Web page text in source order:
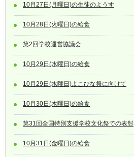
10月27日(月曜日)の生徒のようす
10月28日(火曜日)の給食
第2回学校運営協議会
10月29日(水曜日)の給食
10月29日(水曜日)よこひな祭に向けて
10月30日(木曜日)の給食
第31回全国特別支援学校文化祭での表彰
10月31日(金曜日)の給食